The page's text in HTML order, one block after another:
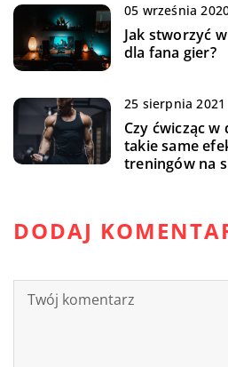
05 września
Jak stworzyć
dla fana gier?
25 sierpnia 2021
Czy ćwicząc
takie same
treningów na
DODAJ